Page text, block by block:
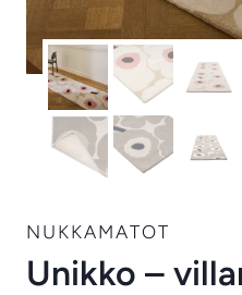
NUKKAMATOT
Unikko –